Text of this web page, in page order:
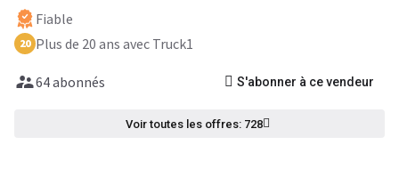
Fiable
20 Plus de 20 ans avec Truck1
64 abonnés S'abonner à ce vendeur
Voir toutes les offres: 728